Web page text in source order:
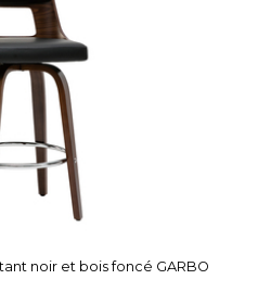
noir et bois foncé GARBO